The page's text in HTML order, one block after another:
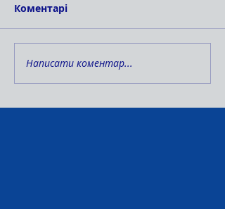
Коментарі
Написати коментар...